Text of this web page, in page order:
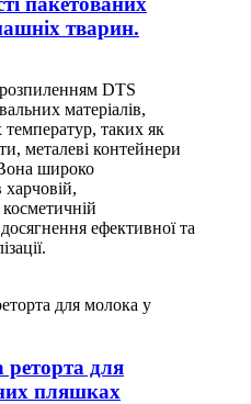
тварин.
DTS
матеріалів,
таких як
металеві контейнери
широко
харчовій,
ефективної та
реторта для
пляшках